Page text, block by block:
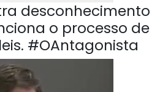
desconhecimento
o processo de
#OAntagonista